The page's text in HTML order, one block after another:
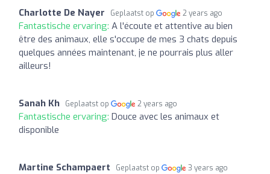
Charlotte De Nayer Geplaatst op 2 years ago
Fantastische ervaring: A l'écoute et attentive au bien
être des animaux, elle s'occupe de mes 3 chats depuis
quelques années maintenant, je ne pourrais plus aller
ailleurs!
Sanah Kh Geplaatst op 2 years ago
Fantastische ervaring: Douce avec les animaux et
disponible
Martine Schampaert Geplaatst op 3 years ago